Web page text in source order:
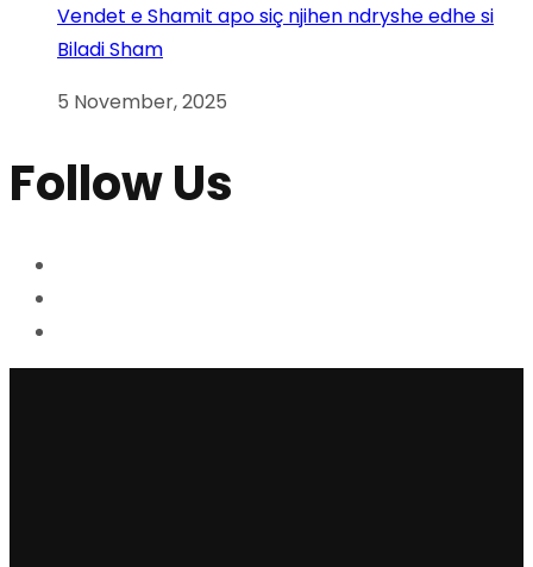
Vendet e Shamit apo siç njihen ndryshe edhe si
Biladi Sham
5 November, 2025
Follow Us